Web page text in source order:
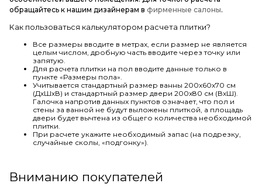
обращайтесь к нашим дизайнерам в фирменные салоны.
Как пользоваться калькулятором расчета плитки?
Все размеры вводите в метрах, если размер не является
целым числом, дробную часть вводите через точку или
запятую.
Для расчета плитки на пол вводите данные только в
пункте «Размеры пола».
Учитывается стандартный размер ванны 200х60х70 см
(ДхШхВ) и стандартный размер двери 200х80 см (ВхШ).
Галочка напротив данных пунктов означает, что пол и
стены за ванной не будут выложены плиткой, а площадь
двери будет вычтена из общего количества необходимой
плитки.
При расчете укажите необходимый запас (на подрезку,
случайные сколы, «подгонку»).
Вниманию покупателей